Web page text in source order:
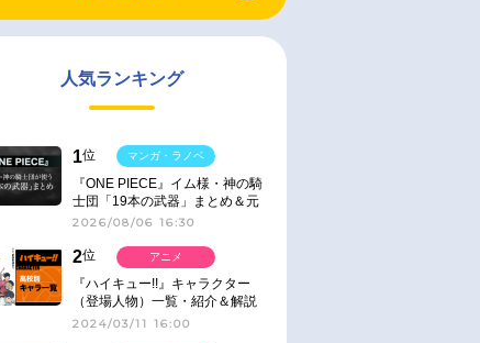
人気ランキング
1位
『ONE PIECE』イム様・神の騎
士団「19本の武器」まとめ＆元
ネタ
2026/08/06 16:30
マンガ・ラノベ
2位
『ハイキュー!!』キャラクター
（登場人物）一覧・紹介＆解説
2024/03/11 16:00
アニメ